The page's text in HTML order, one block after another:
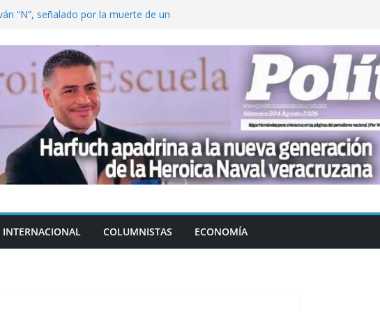
“N”, señalado por la muerte de un
EL MEDALLERO
Argentina para despedir a su padre, Jorge
Morena suspende derechos
y Grace Palomares
Veracruz; aumentan a 33 los
secos
INTERNACIONAL COLUMNISTAS ECONOMÍA